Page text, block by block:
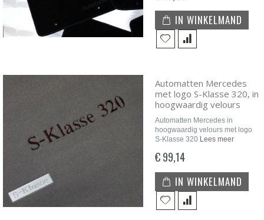
IN WINKELMAND
Automatten Mercedes
met logo S-Klasse 320, in
hoogwaardig velours
Automatten Mercedes in
hoogwaardig velours met logo
S-Klasse 320 Lees meer
€ 99,14
IN WINKELMAND